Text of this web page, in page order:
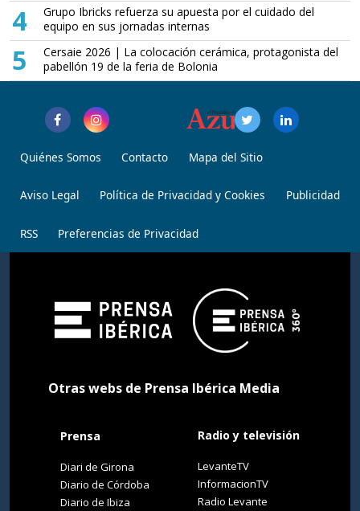
4
Grupo Ibricks refuerza su apuesta por el cuidado del
equipo en sus jornadas internas
5
Cersaie 2026 | La colocación cerámica, protagonista del
pabellón 19 de la feria de Bolonia
Quiénes Somos Contacto Mapa del Sitio
Aviso Legal Política de Privacidad y Cookies Publicidad
RSS Preferencias de Privacidad
Otras webs de Prensa Ibérica Media
Prensa
Diari de Girona
Diario de Córdoba
Diario de Ibiza
Radio y televisión
LevanteTV
InformacionTV
Radio Levante